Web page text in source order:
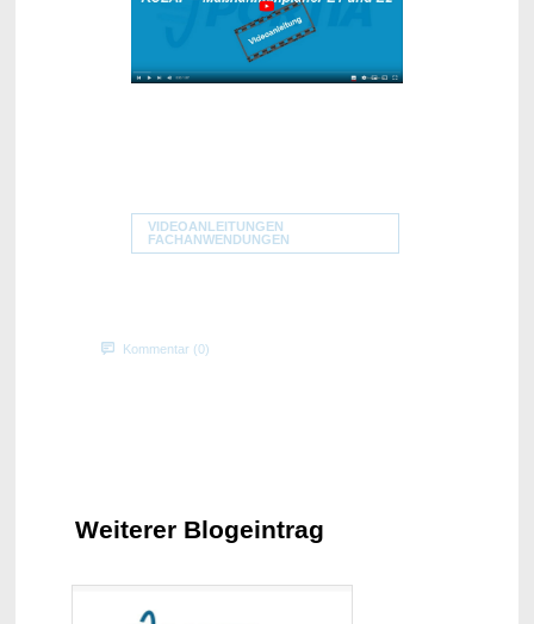
VIDEOANLEITUNGEN
FACHANWENDUNGEN
Kommentar (0)
Weiterer Blogeintrag